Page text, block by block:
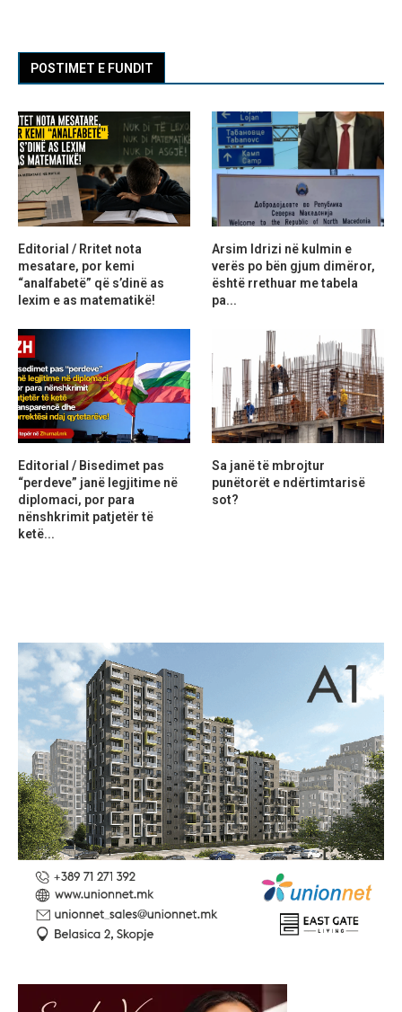
POSTIMET E FUNDIT
Editorial / Rritet nota
mesatare, por kemi
“analfabetë” që s’dinë as
lexim e as matematikë!
Arsim Idrizi në kulmin e
verës po bën gjum dimëror,
është rrethuar me tabela
pa...
Editorial / Bisedimet pas
“perdeve” janë legjitime në
diplomaci, por para
nënshkrimit patjetër të
ketë...
Sa janë të mbrojtur
punëtorët e ndërtimtarisë
sot?